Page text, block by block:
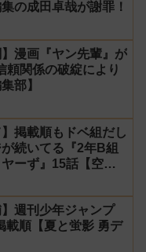
の成田卓哉が謝罪！
】漫画『ヤン先輩』が
頼関係の破綻により
部】
】掲載順もドベ組だし
続いてる『2年B組
ーず』15話【空
】週刊少年ジャンプ
載順【夏と蛍影 勇デ